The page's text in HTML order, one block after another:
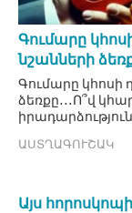
Գումարը
նշանների
Գումարը կհոսի
ձեռքը․․․Ո՞վ
ԱՍՏՂԱԳՈՒՇԱԿ
Այս